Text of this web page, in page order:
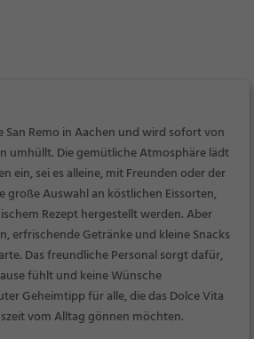
San Remo in Aachen und wird sofort von
umhüllt. Die gemütliche Atmosphäre lädt
ein, sei es alleine, mit Freunden oder der
große Auswahl an köstlichen Eissorten,
Rezept hergestellt werden. Aber
erfrischende Getränke und kleine Snacks
Das freundliche Personal sorgt dafür,
fühlt und keine Wünsche
Geheimtipp für alle, die das Dolce Vita
vom Alltag gönnen möchten.